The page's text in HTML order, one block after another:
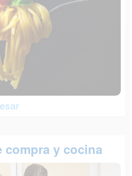
compra y cocina